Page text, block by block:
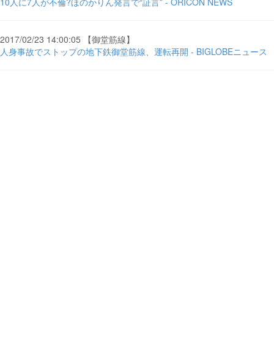
2017/02/23 14:00:05 【御堂筋線】
人身事故でストップの地下鉄御堂筋線、運転再開 - BIGLOBEニュース